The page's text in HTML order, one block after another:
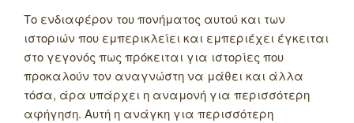
Το ενδιαφέρον του πονήματος αυτού και των
ιστοριών που εμπερικλείει και εμπεριέχει έγκειται
στο γεγονός πως πρόκειται για ιστορίες που
προκαλούν τον αναγνώστη να μάθει και άλλα
τόσα, άρα υπάρχει η αναμονή για περισσότερη
αφήγηση. Αυτή η ανάγκη για περισσότερη